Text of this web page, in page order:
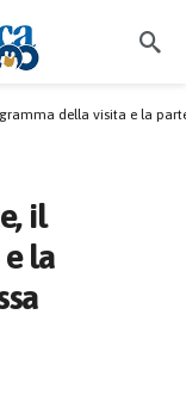
della visita e la
il
la